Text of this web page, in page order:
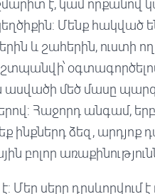
է, կամ որքանով
Մենք հակված
և շահերին, ուստի
ասվածի մեծ մասը
Հաջորդ անգամ, երբ
ինքներդ ձեզ, արդյոք
բոլոր
սերը դրսևորվում է